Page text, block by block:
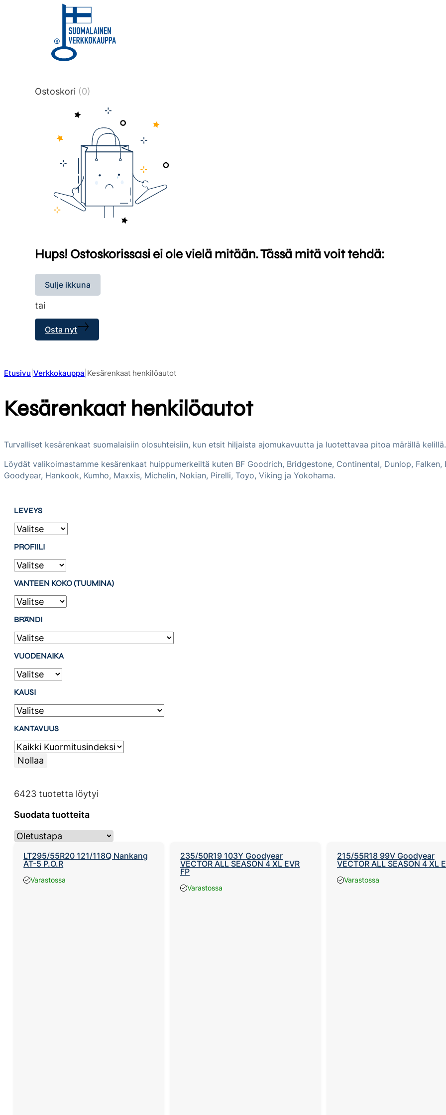
title or content.","post_type":
["product"],"ajax_loader_animation":"ripple","ajax_loader_selector":"#brxe-
tmlmvi","meta_query":
data-original-query-vars="[]" data-page="1" data-max-
Ostoskori (0)
Hups! Ostoskorissasi ei ole vielä mitään. Tässä mitä voit tehdä:
Sulje ikkuna
tai
Osta nyt
Etusivu Verkkokauppa Kesärenkaat henkilöautot
Kesärenkaat henkilöautot
Turvalliset kesärenkaat suomalaisiin olosuhteisiin, kun etsit hiljaista ajomukavuutta ja luotettavaa pitoa märällä kelillä.
Löydät valikoimastamme kesärenkaat huippumerkeiltä kuten BF Goodrich, Bridgestone, Continental, Dunlop, Falken,
Goodyear, Hankook, Kumho, Maxxis, Michelin, Nokian, Pirelli, Toyo, Viking ja Yokohama.
LEVEYS
PROFIILI
VANTEEN KOKO (TUUMINA)
BRÄNDI
VUODENAIKA
KAUSI
KANTAVUUS
Nollaa
6423 tuotetta löytyi
Suodata tuotteita
LT295/55R20 121/118Q Nankang
AT-5 P.O.R
Varastossa
235/50R19 103Y Goodyear
VECTOR ALL SEASON 4 XL EVR
FP
Varastossa
215/55R18 99V Goodyear
VECTOR ALL SEASON 4 XL
Varastossa